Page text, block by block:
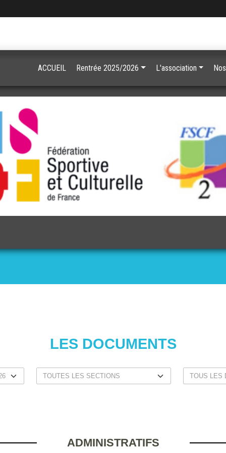
LES DOCUMENTS
ADMINISTRATIFS
ACCUEIL Rentrée 2025/2026 L'association